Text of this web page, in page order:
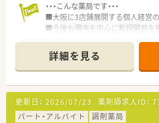
・・・こんな薬局です・・・
■大阪に3店舗展開する個人経営の
■今後も堺市を中心に新規開局を
す。
■充実した設備を導入！
電子天秤一体型監査システム（one
（Mini-R48）UC4＋40錠剤カセッ
（charityIIIUC5+45カセット付）、
除包機（パラスター）、iPad＋
詳細を見る
更新日： 2026/07/23 薬剤師求人ID：
パート・アルバイト
調剤薬局